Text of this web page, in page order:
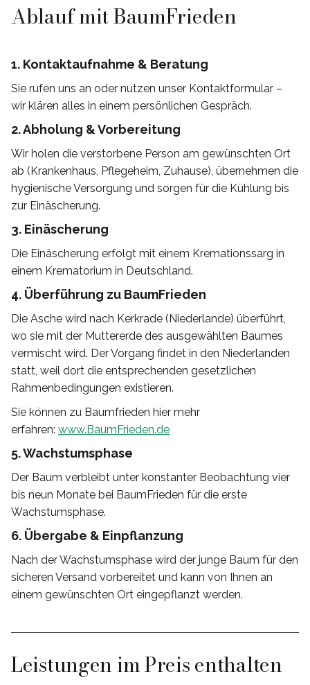
Ablauf mit BaumFrieden
1. Kontaktaufnahme & Beratung
Sie rufen uns an oder nutzen unser Kontaktformular –
wir klären alles in einem persönlichen Gespräch.
2. Abholung & Vorbereitung
Wir holen die verstorbene Person am gewünschten Ort
ab (Krankenhaus, Pflegeheim, Zuhause), übernehmen die
hygienische Versorgung und sorgen für die Kühlung bis
zur Einäscherung.
3. Einäscherung
Die Einäscherung erfolgt mit einem Kremationssarg in
einem Krematorium in Deutschland.
4. Überführung zu BaumFrieden
Die Asche wird nach Kerkrade (Niederlande) überführt,
wo sie mit der Muttererde des ausgewählten Baumes
vermischt wird. Der Vorgang findet in den Niederlanden
statt, weil dort die entsprechenden gesetzlichen
Rahmenbedingungen existieren.
Sie können zu Baumfrieden hier mehr
erfahren: www.BaumFrieden.de
5. Wachstumsphase
Der Baum verbleibt unter konstanter Beobachtung vier
bis neun Monate bei BaumFrieden für die erste
Wachstumsphase.
6. Übergabe & Einpflanzung
Nach der Wachstumsphase wird der junge Baum für den
sicheren Versand vorbereitet und kann von Ihnen an
einem gewünschten Ort eingepflanzt werden.
Leistungen im Preis enthalten